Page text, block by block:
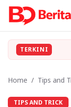
TERKINI
Home / Tips and
TIPS AND TRICK